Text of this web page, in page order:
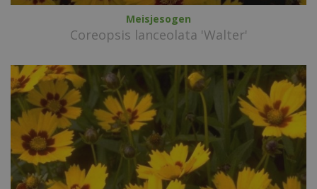
Meisjesogen
Coreopsis lanceolata 'Walter'